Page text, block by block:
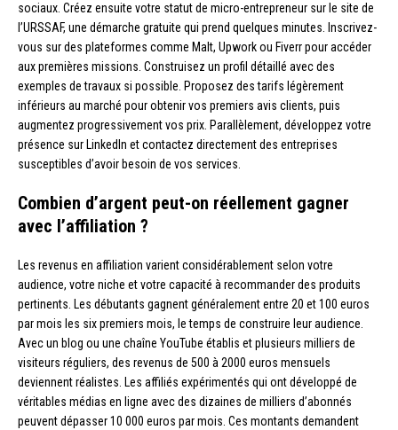
sociaux. Créez ensuite votre statut de micro-entrepreneur sur le site de
l’URSSAF, une démarche gratuite qui prend quelques minutes. Inscrivez-
vous sur des plateformes comme Malt, Upwork ou Fiverr pour accéder
aux premières missions. Construisez un profil détaillé avec des
exemples de travaux si possible. Proposez des tarifs légèrement
inférieurs au marché pour obtenir vos premiers avis clients, puis
augmentez progressivement vos prix. Parallèlement, développez votre
présence sur LinkedIn et contactez directement des entreprises
susceptibles d’avoir besoin de vos services.
Combien d’argent peut-on réellement gagner
avec l’affiliation ?
Les revenus en affiliation varient considérablement selon votre
audience, votre niche et votre capacité à recommander des produits
pertinents. Les débutants gagnent généralement entre 20 et 100 euros
par mois les six premiers mois, le temps de construire leur audience.
Avec un blog ou une chaîne YouTube établis et plusieurs milliers de
visiteurs réguliers, des revenus de 500 à 2000 euros mensuels
deviennent réalistes. Les affiliés expérimentés qui ont développé de
véritables médias en ligne avec des dizaines de milliers d’abonnés
peuvent dépasser 10 000 euros par mois. Ces montants demandent